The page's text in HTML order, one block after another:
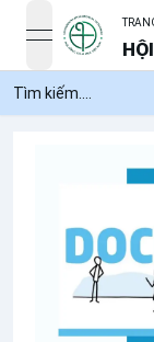
open navigation